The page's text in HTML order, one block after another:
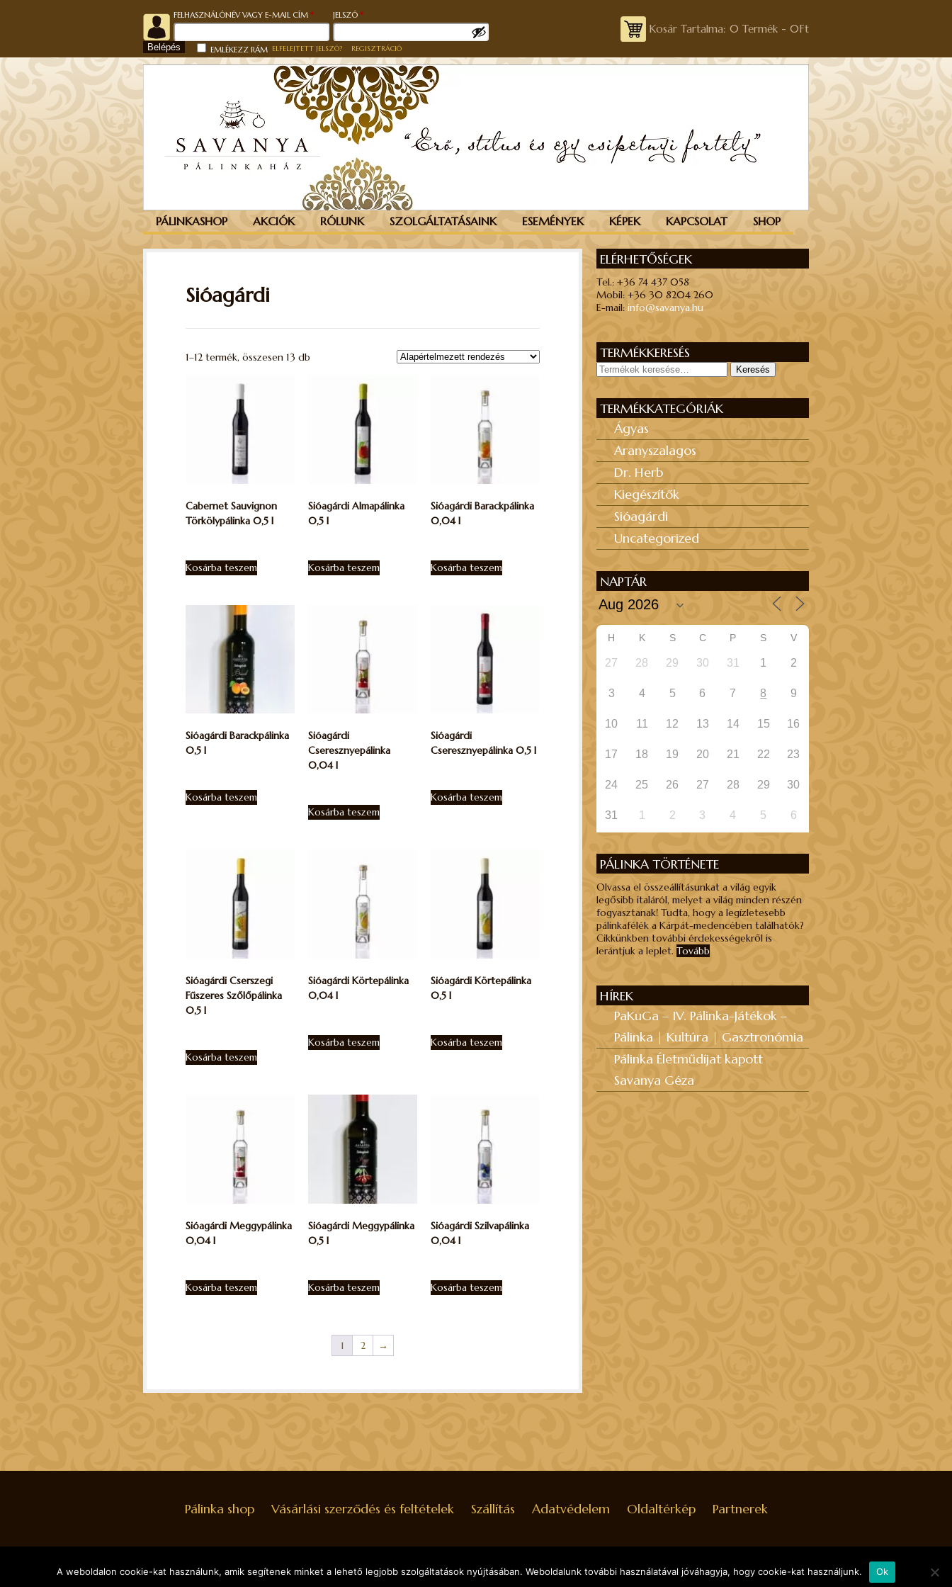
FELHASZNÁLÓNÉV VAGY E-MAIL CÍM *KÖTELEZŐ
JELSZÓ *KÖTELEZŐ
EMLÉKEZZ RÁM
Belépés ELFELEJTETT JELSZÓ? REGISZTRÁCIÓ
Kosár Tartalma: 0 Termék - 0Ft
PÁLINKASHOP AKCIÓK RÓLUNK SZOLGÁLTATÁSAINK ESEMÉNYEK KÉPEK KAPCSOLAT SHOP
Sióagárdi
1–12 termék, összesen 13 db
Cabernet Sauvignon
Törkölypálinka 0,5 l
Kosárba teszem
Sióagárdi Almapálinka
0,5 l
Kosárba teszem
Sióagárdi Barackpálinka
0,04 l
Kosárba teszem
Sióagárdi Barackpálinka
0,5 l
Kosárba teszem
Sióagárdi
Cseresznyepálinka
0,04 l
Kosárba teszem
Sióagárdi
Cseresznyepálinka 0,5 l
Kosárba teszem
Sióagárdi Cserszegi
Fűszeres Szőlőpálinka
0,5 l
Kosárba teszem
Sióagárdi Körtepálinka
0,04 l
Kosárba teszem
Sióagárdi Körtepálinka
0,5 l
Kosárba teszem
Sióagárdi Meggypálinka
0,04 l
Kosárba teszem
Sióagárdi Meggypálinka
0,5 l
Kosárba teszem
Sióagárdi Szilvapálinka
0,04 l
Kosárba teszem
1 2 →
ELÉRHETŐSÉGEK
Tel.: +36 74 437 058
Mobil: +36 30 8204 260
E-mail: info@savanya.hu
TERMÉKKERESÉS
Keresés
TERMÉKKATEGÓRIÁK
Ágyas
Aranyszalagos
Dr. Herb
Kiegészítők
Sióagárdi
Uncategorized
NAPTÁR
H K S C P S V
27 28 29 30 31 1 2
3 4 5 6 7 8 9
10 11 12 13 14 15 16
17 18 19 20 21 22 23
24 25 26 27 28 29 30
31 1 2 3 4 5 6
PÁLINKA TÖRTÉNETE
Olvassa el összeállításunkat a világ egyik
legősibb italáról, melyet a világ minden részén
fogyasztanak! Tudta, hogy a legízletesebb
pálinkafélék a Kárpát-medencében találhatók?
Cikkünkben további érdekességekről is
lerántjuk a leplet. Tovább
HÍREK
PaKuGa – IV. Pálinka-Játékok –
Pálinka | Kultúra | Gasztronómia
Pálinka Életműdíjat kapott
Savanya Géza
Pálinka shop Vásárlási szerződés és feltételek Szállítás Adatvédelem Oldaltérkép Partnerek
© 2026 SAVANYA. ALL RIGHTS RESERVED. POWERED BYWORDPRESS. DESIGNED BY
A weboldalon cookie-kat használunk, amik segítenek minket a lehető legjobb szolgáltatások nyújtásában. Weboldalunk további használatával jóváhagyja, hogy cookie-kat használjunk. Ok